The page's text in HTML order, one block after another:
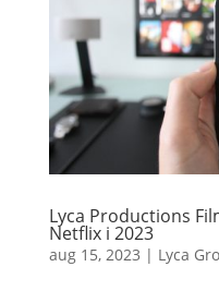
Lyca Productions
Netflix i 2023
aug 15, 2023 | Lyca